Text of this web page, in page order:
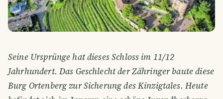
Seine Ursprünge hat dieses Schloss im 11/12
Jahrhundert. Das Geschlecht der Zähringer baute diese
Burg Ortenberg zur Sicherung des Kinzigtales. Heute